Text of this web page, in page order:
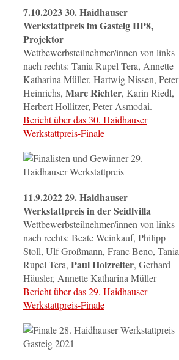
7.10.2023 30. Haidhauser
Werkstattpreis im Gasteig HP8,
Projektor
Wettbewerbsteilnehmer/innen von links
nach rechts: Tania Rupel Tera, Annette
Katharina Müller, Hartwig Nissen, Peter
Heinrichs, Marc Richter, Karin Riedl,
Herbert Hollitzer, Peter Asmodai.
Bericht über das 30. Haidhauser
Werkstattpreis-Finale
11.9.2022 29. Haidhauser
Werkstattpreis in der Seidlvilla
Wettbewerbsteilnehmer/innen von links
nach rechts: Beate Weinkauf, Philipp
Stoll, Ulf Großmann, Franc Beno, Tania
Rupel Tera, Paul Holzreiter, Gerhard
Häusler, Annette Katharina Müller
Bericht über das 29. Haidhauser
Werkstattpreis-Finale